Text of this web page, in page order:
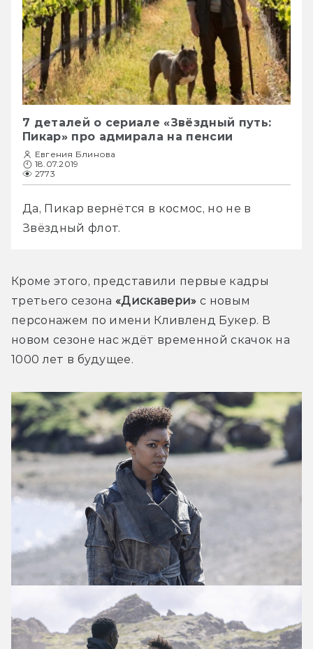
7 деталей о сериале «Звёздный путь:
Пикар» про адмирала на пенсии
Евгения Блинова
18.07.2019
2773
Да, Пикар вернётся в космос, но не в
Звёздный флот.
Кроме этого, представили первые кадры
третьего сезона «Дискавери» с новым
персонажем по имени Кливленд Букер. В
новом сезоне нас ждёт временной скачок на
1000 лет в будущее.